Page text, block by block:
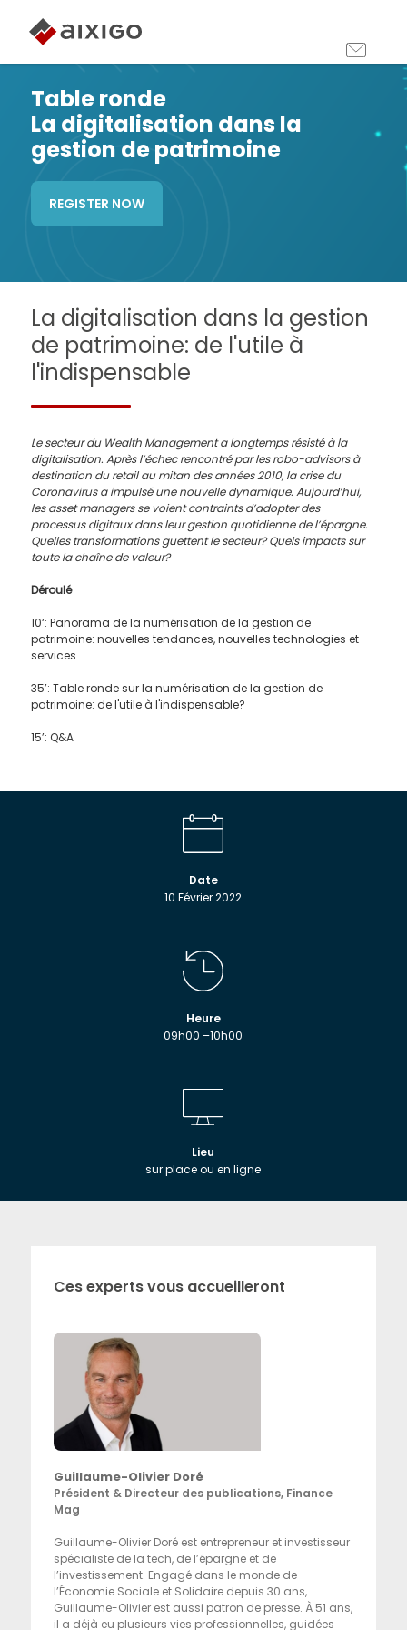
Table ronde
La digitalisation dans la
gestion de patrimoine
REGISTER NOW
La digitalisation dans la gestion
de patrimoine: de l'utile à
l'indispensable
Le secteur du Wealth Management a longtemps résisté à la
digitalisation. Après l’échec rencontré par les robo-advisors à
destination du retail au mitan des années 2010, la crise du
Coronavirus a impulsé une nouvelle dynamique. Aujourd’hui,
les asset managers se voient contraints d’adopter des
processus digitaux dans leur gestion quotidienne de l’épargne.
Quelles transformations guettent le secteur? Quels impacts sur
toute la chaîne de valeur?
Déroulé
10‘: Panorama de la numérisation de la gestion de
patrimoine: nouvelles tendances, nouvelles technologies et
services
35’: Table ronde sur la numérisation de la gestion de
patrimoine: de l'utile à l'indispensable?
15’: Q&A
Date
10 Février 2022
Heure
09h00 –10h00
Lieu
sur place ou en ligne
Ces experts vous accueilleront
Guillaume-Olivier Doré
Président & Directeur des publications, Finance
Mag
Guillaume-Olivier Doré est entrepreneur et investisseur
spécialiste de la tech, de l’épargne et de
l’investissement. Engagé dans le monde de
l’Économie Sociale et Solidaire depuis 30 ans,
Guillaume-Olivier est aussi patron de presse. À 51 ans,
il a déjà eu plusieurs vies professionnelles, guidées